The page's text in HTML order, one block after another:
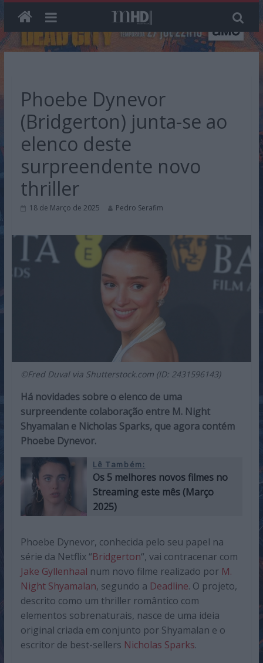
Phoebe Dynevor
(Bridgerton) junta-se ao
elenco deste
surpreendente novo
thriller
18 de Março de 2025 Pedro Serafim
©Fred Duval via Shutterstock.com (ID: 2431596143)
Há novidades sobre o elenco de uma
surpreendente colaboração entre M. Night
Shyamalan e Nicholas Sparks, que agora contém
Phoebe Dynevor.
Lê Também:
Os 5 melhores novos filmes no
Streaming este mês (Março
2025)
Phoebe Dynevor, conhecida pelo seu papel na
série da Netflix “Bridgerton“, vai contracenar com
Jake Gyllenhaal num novo filme realizado por M.
Night Shyamalan, segundo a Deadline. O projeto,
descrito como um thriller romântico com
elementos sobrenaturais, nasce de uma ideia
original criada em conjunto por Shyamalan e o
escritor de best-sellers Nicholas Sparks.